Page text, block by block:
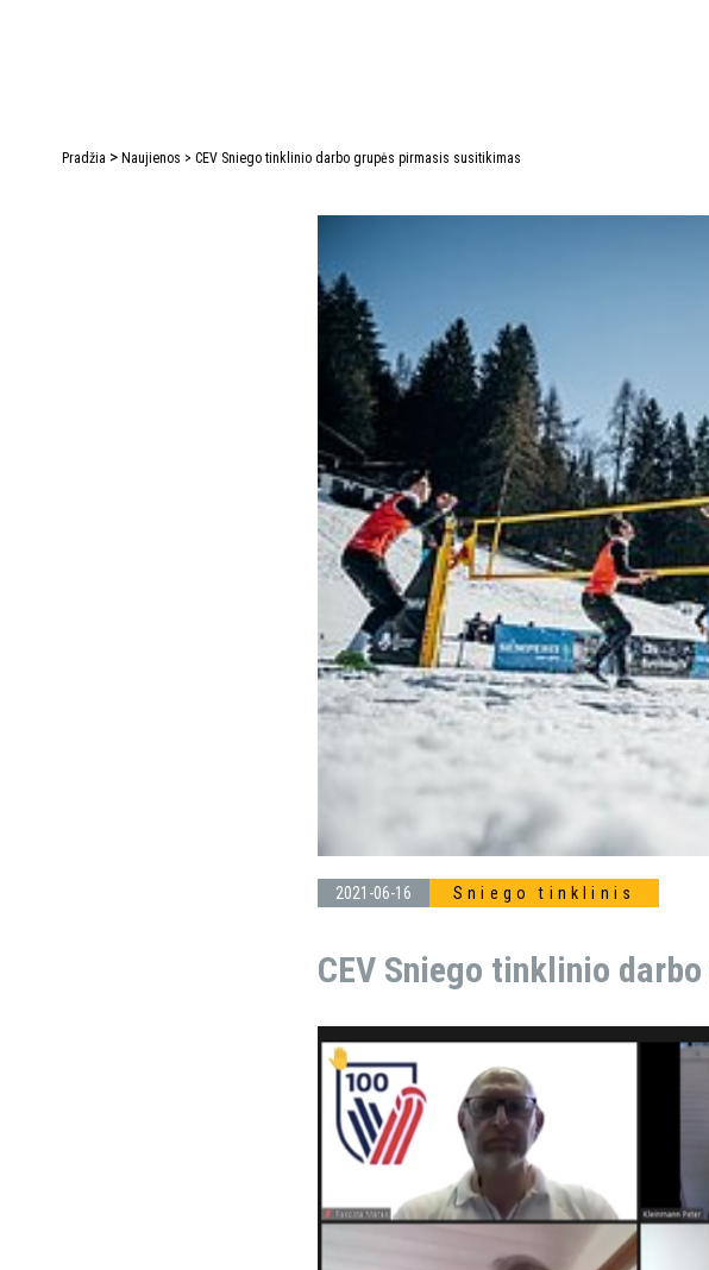
Pradžia > Naujienos > CEV Sniego tinklinio darbo grupės pirmasis susitikimas
2021-06-16 Sniego tinklinis
CEV Sniego tinklinio